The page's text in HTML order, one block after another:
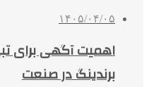
۱۴۰۵/۰۴/۰۵
اهمیت آگهی برای
برندینگ در صنعت